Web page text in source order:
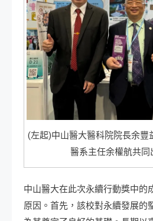
(左起)中山醫大醫科院院長余豐
醫系主任余權航共同
中山醫大在此次永續行動獎中的
原因。首先，該校對永續發展的